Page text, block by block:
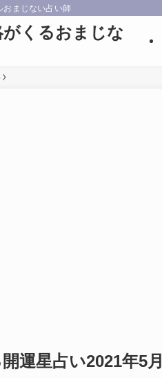
おまじない占い師
くるおまじな
運星占い2021年5